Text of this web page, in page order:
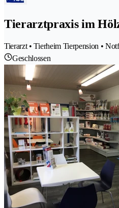
Tierarztpraxis im
Tierarzt • Tierheim Tierpension •
Geschlossen